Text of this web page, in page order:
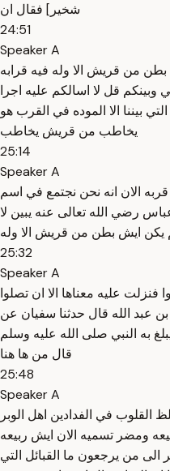
شخير] فقال ان
24:51
Speaker A
من قريش الا وله فيه قرابه
وبينكم قل لا اسالكم عليه اجرا
بيننا الا الموده في القرب هو
يخاطب من قريش يخاطب
25:14
Speaker A
الان انه نحن نجتمع في اسم
رضي الله تعالى عنه يبين لا
يكن ايش بطن من قريش الا وله
25:32
Speaker A
فنزلت عليه معناها الا ان تصلوا
بن عبد الله قال حدثنا سفيان عن
به النبي صلى الله عليه وسلم
قال من ها هنا
25:48
Speaker A
القلوب في الفدادين اهل الوبر
ومضر تسميه الان ايش ربيعه
من يرجعون ما القبائل التي